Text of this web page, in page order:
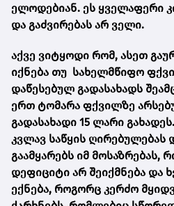
ელოდებიან. ეს ყველაფერი
და გაძვირებას არ ველი.
აქვე ვიტყოდი რომ, ასეთ
იქნება თუ სახელმწიფო
დაწესებულ გადასახადს
ერთ ტომარა ფქვილზე
გადასახადი 15 ლარი
კვლავ საწყის ღირებულებას
გაამყარებს იმ მოსაზრებას,
დეფიციტი არ შეიქმნება და
ექნება, როგორც კერძო